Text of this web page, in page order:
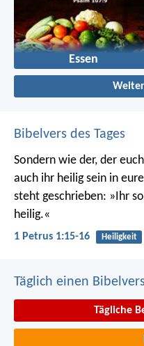
Essen
Bibelvers des Tages
Sondern wie der, der
auch ihr heilig sein in
steht geschrieben: »Ihr
heilig.«
1 Petrus 1:15-16 Heiligkeit
Täglich einen
Tägliche